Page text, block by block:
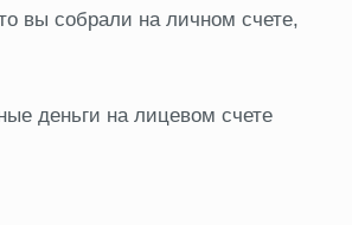
вы собрали на личном счете,
деньги на лицевом счете